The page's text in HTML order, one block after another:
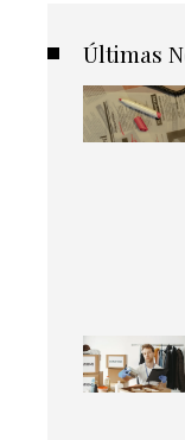
Últimas